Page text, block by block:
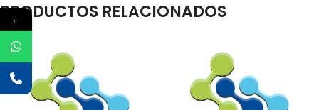
PRODUCTOS RELACIONADOS
←